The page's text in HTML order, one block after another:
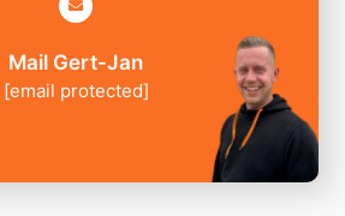
Mail Gert-Jan
[email protected]